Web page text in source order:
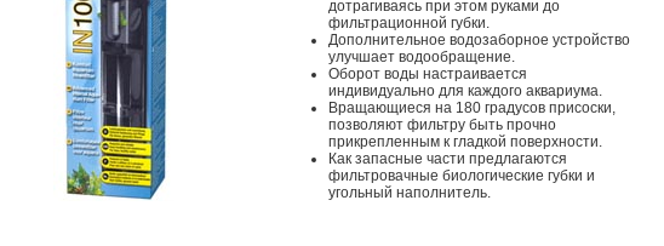
дотрагиваясь при этом руками до
фильтрационной губки.
Дополнительное водозаборное устройство
улучшает водообращение.
Оборот воды настраивается
индивидуально для каждого аквариума.
Вращающиеся на 180 градусов присоски,
позволяют фильтру быть прочно
прикрепленным к гладкой поверхности.
Как запасные части предлагаются
фильтровачные биологические губки и
угольный наполнитель.